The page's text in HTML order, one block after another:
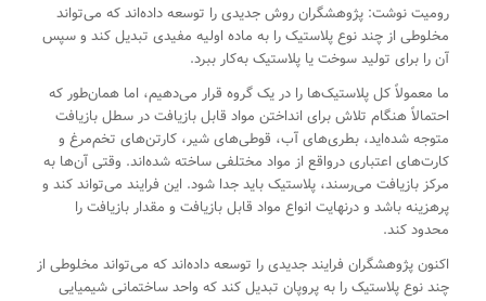
رومیت نوشت: پژوهشگران روش جدیدی را توسعه داده‌اند که می‌تواند
مخلوطی از چند نوع پلاستیک را به ماده اولیه مفیدی تبدیل کند و سپس
آن را برای تولید سوخت یا پلاستیک به‌کار ببرد.
ما معمولاً کل پلاستیک‌ها را در یک گروه قرار می‌دهیم، اما همان‌طور که
احتمالاً هنگام تلاش برای انداختن مواد قابل بازیافت در سطل بازیافت
متوجه شده‌اید، بطری‌های آب، قوطی‌های شیر، کارتن‌های تخم‌مرغ و
کارت‌های اعتباری درواقع از مواد مختلفی ساخته شده‌اند. وقتی آن‌ها به
مرکز بازیافت می‌رسند، پلاستیک باید جدا شود. این فرایند می‌تواند کند و
پرهزینه باشد و درنهایت انواع مواد قابل بازیافت و مقدار بازیافت را
محدود کند.
اکنون پژوهشگران فرایند جدیدی را توسعه داده‌اند که می‌تواند مخلوطی از
چند نوع پلاستیک را به پروپان تبدیل کند که واحد ساختمانی شیمیایی